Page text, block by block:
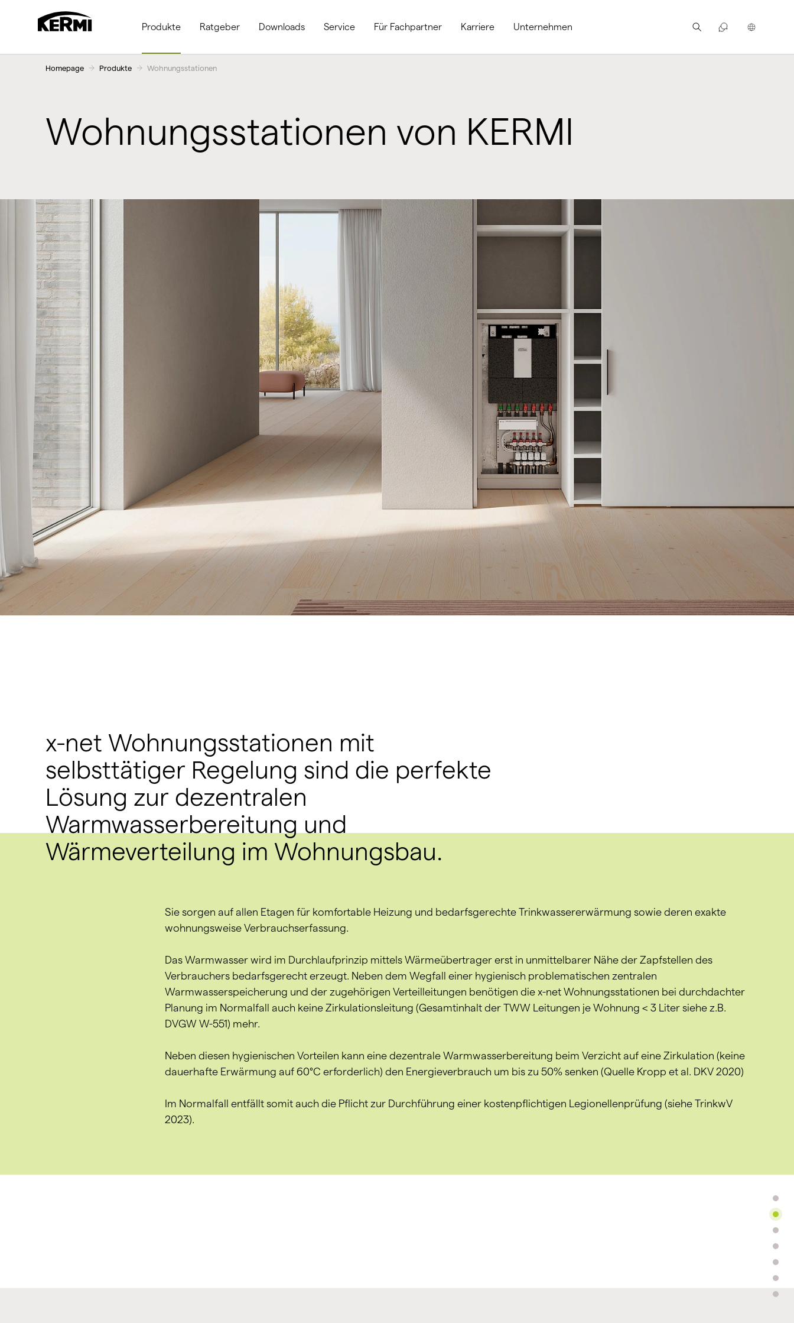
Produkte Ratgeber Downloads Service Für Fachpartner Karriere Unternehmen
Homepage Produkte Wohnungsstationen
Wohnungsstationen von KERMI
x-net Wohnungsstationen mit
selbsttätiger Regelung sind die perfekte
Lösung zur dezentralen
Warmwasserbereitung und
Wärmeverteilung im Wohnungsbau.
Sie sorgen auf allen Etagen für komfortable Heizung und bedarfsgerechte Trinkwassererwärmung sowie deren exakte
wohnungsweise Verbrauchserfassung.
Das Warmwasser wird im Durchlaufprinzip mittels Wärmeübertrager erst in unmittelbarer Nähe der Zapfstellen des
Verbrauchers bedarfsgerecht erzeugt. Neben dem Wegfall einer hygienisch problematischen zentralen
Warmwasserspeicherung und der zugehörigen Verteilleitungen benötigen die x-net Wohnungsstationen bei durchdachter
Planung im Normalfall auch keine Zirkulationsleitung (Gesamtinhalt der TWW Leitungen je Wohnung < 3 Liter siehe z.B.
DVGW W-551) mehr.
Neben diesen hygienischen Vorteilen kann eine dezentrale Warmwasserbereitung beim Verzicht auf eine Zirkulation (keine
dauerhafte Erwärmung auf 60°C erforderlich) den Energieverbrauch um bis zu 50% senken (Quelle Kropp et al. DKV 2020)
Im Normalfall entfällt somit auch die Pflicht zur Durchführung einer kostenpflichtigen Legionellenprüfung (siehe TrinkwV
2023).